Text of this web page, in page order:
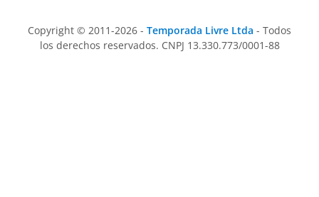
Copyright © 2011-2026 - Temporada Livre Ltda - Todos
los derechos reservados. CNPJ 13.330.773/0001-88